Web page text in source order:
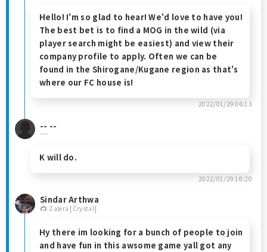
Hello! I'm so glad to hear! We'd love to have you!
The best bet is to find a MOG in the wild (via
player search might be easiest) and view their
company profile to apply. Often we can be
found in the Shirogane/Kugane region as that's
where our FC house is!
2022/01/29 06:13
-- --
----
K will do.
2022/01/29 18:20
Sindar Arthwa
Zalera [Crystal]
Hy there im looking for a bunch of people to join
and have fun in this awsome game yall got any